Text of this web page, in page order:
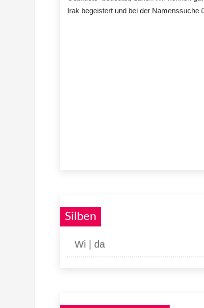
Irak begeistert und bei der Namenssuche
Silben
Wi | da